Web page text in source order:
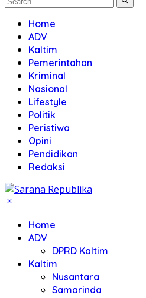
Home
ADV
Kaltim
Pemerintahan
Kriminal
Nasional
Lifestyle
Politik
Peristiwa
Opini
Pendidikan
Redaksi
Home
ADV
DPRD Kaltim
Kaltim
Nusantara
Samarinda